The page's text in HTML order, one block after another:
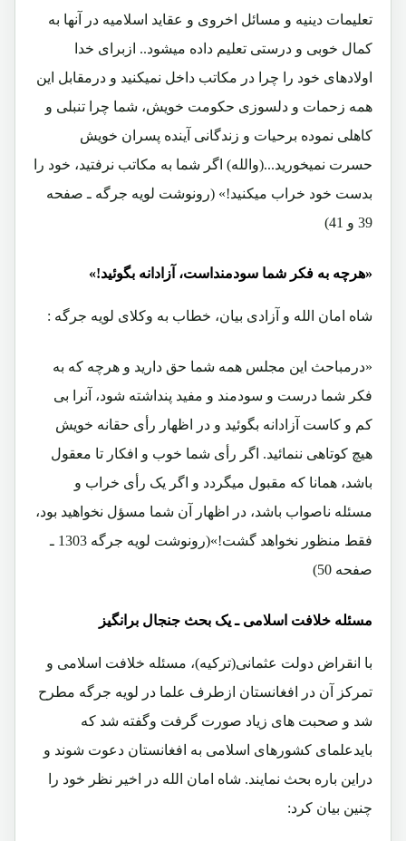
تعلیمات دینیه و مسائل اخروی و عقاید اسلامیه در آنها به
کمال خوبی و درستی تعلیم داده میشود.. ازبرای خدا
اولادهای خود را چرا در مکاتب داخل نمیکنید و درمقابل این
همه زحمات و دلسوزی حکومت خویش، شما چرا تنبلی و
کاهلی نموده برحیات و زندگانی آینده پسران خویش
حسرت نمیخورید...(والله) اگر شما به مکاتب نرفتید، خود را
بدست خود خراب میکنید!» (رونوشت لویه جرگه ـ صفحه
39 و 41)
«هرچه به فکر شما سودمنداست، آزادانه بگوئید!»
شاه امان الله و آزادی بیان، خطاب به وکلای لویه جرگه :
«درمباحث این مجلس همه شما حق دارید و هرچه که به
فکر شما درست و سودمند و مفید پنداشته شود، آنرا بی
کم و کاست آزادانه بگوئید و در اظهار رأی حقانه خویش
هیچ کوتاهی ننمائید. اگر رأی شما خوب و افکار تا معقول
باشد، همانا که مقبول میگردد و اگر یک رأی خراب و
مسئله ناصواب باشد، در اظهار آن شما مسؤل نخواهید بود،
فقط منظور نخواهد گشت!»(رونوشت لویه جرگه 1303 ـ
صفحه 50)
مسئله خلافت اسلامی ـ یک بحث جنجال برانگیز
با انقراض دولت عثمانی(ترکیه)، مسئله خلافت اسلامی و
تمرکز آن در افغانستان ازطرف علما در لویه جرگه مطرح
شد و صحبت های زیاد صورت گرفت وگفته شد که
بایدعلمای کشورهای اسلامی به افغانستان دعوت شوند و
دراین باره بحث نمایند. شاه امان الله در اخیر نظر خود را
چنین بیان کرد: